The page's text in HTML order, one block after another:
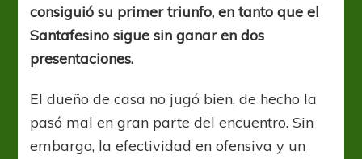
consiguió su primer triunfo, en tanto que el
Santafesino sigue sin ganar en dos
presentaciones.
El dueño de casa no jugó bien, de hecho la
pasó mal en gran parte del encuentro. Sin
embargo, la efectividad en ofensiva y un